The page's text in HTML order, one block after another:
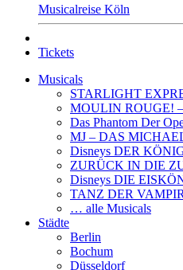
Musicalreise Köln
Tickets
Musicals
STARLIGHT
MOULIN ROUGE!
Das Phantom Der
MJ – DAS
Disneys DER
ZURÜCK IN DIE
Disneys DIE
TANZ DER
… alle Musicals
Städte
Berlin
Bochum
Düsseldorf